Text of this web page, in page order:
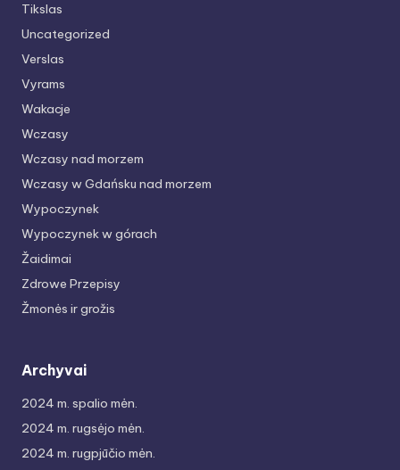
Tikslas
Uncategorized
Verslas
Vyrams
Wakacje
Wczasy
Wczasy nad morzem
Wczasy w Gdańsku nad morzem
Wypoczynek
Wypoczynek w górach
Žaidimai
Zdrowe Przepisy
Žmonės ir grožis
Archyvai
2024 m. spalio mėn.
2024 m. rugsėjo mėn.
2024 m. rugpjūčio mėn.